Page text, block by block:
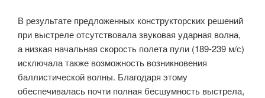
В результате предложенных конструкторских решений
при выстреле отсутствовала звуковая ударная волна,
а низкая начальная скорость полета пули (189-239 м/с)
исключала также возможность возникновения
баллистической волны. Благодаря этому
обеспечивалась почти полная бесшумность выстрела,